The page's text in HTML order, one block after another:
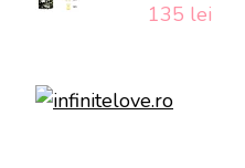
135 lei